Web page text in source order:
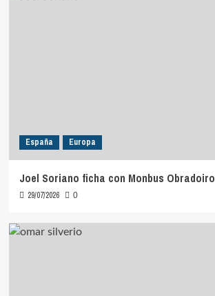
España Europa
Joel Soriano ficha con Monbus Obradoiro
29/07/2026 0